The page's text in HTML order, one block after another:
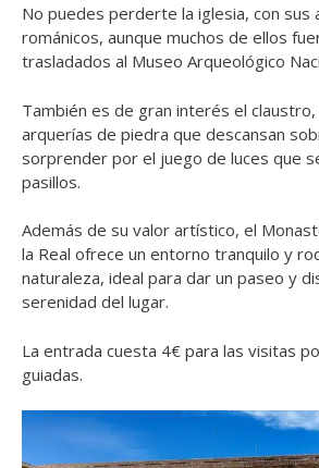
No puedes perderte la iglesia, con sus
románicos, aunque muchos de ellos
trasladados al Museo Arqueológico
También es de gran interés el
arquerías de piedra que descansan
sorprender por el juego de luces que
pasillos.
Además de su valor artístico, el
la Real ofrece un entorno tranquilo y
naturaleza, ideal para dar un paseo y
serenidad del lugar.
La entrada cuesta 4€ para las visitas
guiadas.